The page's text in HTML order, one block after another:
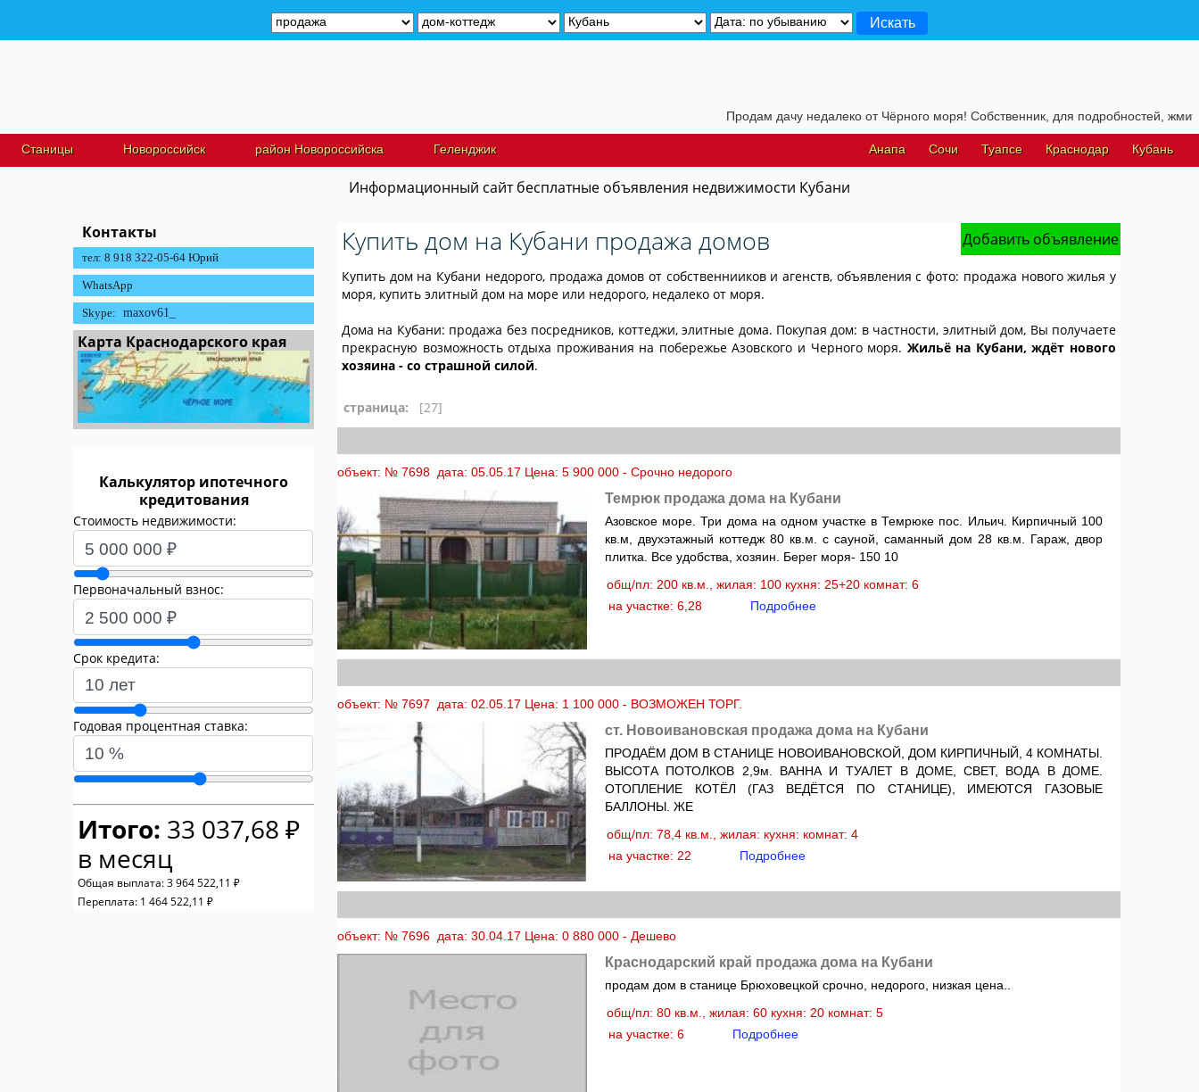
Информационный сайт бесплатные объявления недвижимости Кубани
Добавить объявление
Купить дом на Кубани продажа домов
Купить дом на Кубани недорого, продажа домов от собственнииков и агенств, объявления с фото: продажа нового жилья у
моря, купить элитный дом на море или недорого, недалеко от моря.
Дома на Кубани: продажа без посредников, коттеджи, элитные дома. Покупая дом: в частности, элитный дом, Вы получаете
прекрасную возможность отдыха проживания на побережье Азовского и Черного моря. Жильё на Кубани, ждёт нового
хозяина - со страшной силой.
страница: [27]
объект: № 7698 дата: 05.05.17 Цена: 5 900 000 - Срочно недорого
Темрюк продажа дома на Кубани
Азовское море. Три дома на одном участке в Темрюке пос. Ильич. Кирпичный 100
кв.м, двухэтажный коттедж 80 кв.м. с сауной, саманный дом 28 кв.м. Гараж, двор
плитка. Все удобства, хозяин. Берег моря- 150 10
общ/пл: 200 кв.м., жилая: 100 кухня: 25+20 комнат: 6
на участке: 6,28
Подробнее
объект: № 7697 дата: 02.05.17 Цена: 1 100 000 - ВОЗМОЖЕН ТОРГ.
ст. Новоивановская продажа дома на Кубани
ПРОДАЁМ ДОМ В СТАНИЦЕ НОВОИВАНОВСКОЙ, ДОМ КИРПИЧНЫЙ, 4 КОМНАТЫ.
ВЫСОТА ПОТОЛКОВ 2,9м. ВАННА И ТУАЛЕТ В ДОМЕ, СВЕТ, ВОДА В ДОМЕ.
ОТОПЛЕНИЕ КОТЁЛ (ГАЗ ВЕДЁТСЯ ПО СТАНИЦЕ), ИМЕЮТСЯ ГАЗОВЫЕ
БАЛЛОНЫ. ЖЕ
общ/пл: 78,4 кв.м., жилая: кухня: комнат: 4
на участке: 22
Подробнее
объект: № 7696 дата: 30.04.17 Цена: 0 880 000 - Дешево
Краснодарский край продажа дома на Кубани
продам дом в станице Брюховецкой срочно, недорого, низкая цена..
общ/пл: 80 кв.м., жилая: 60 кухня: 20 комнат: 5
на участке: 6
Подробнее
Контакты
тел: 8 918 322-05-64 Юрий
WhatsApp
Skype: maxov61_
Карта Краснодарского края
Калькулятор ипотечного
кредитования
Стоимость недвижимости:
Первоначальный взнос:
Срок кредита:
Годовая процентная ставка:
Итого: 33 037,68 ₽
в месяц
Общая выплата: 3 964 522,11 ₽
Переплата: 1 464 522,11 ₽
Станицы Новороссийск район Новороссийска Геленджик Кубань
Краснодар
Туапсе
Сочи
Анапа
Продам дачу недалеко от Чёрного моря! Собственник, для подробностей, жмите на эту